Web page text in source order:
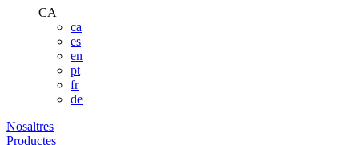
CA
ca
es
en
pt
fr
de
Nosaltres
Productes